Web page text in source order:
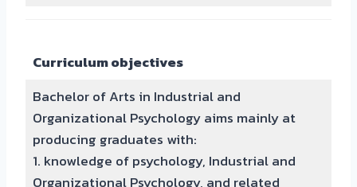
Curriculum objectives
Bachelor of Arts in Industrial and
Organizational Psychology aims mainly at
producing graduates with:
1. knowledge of psychology, Industrial and
Organizational Psychology, and related